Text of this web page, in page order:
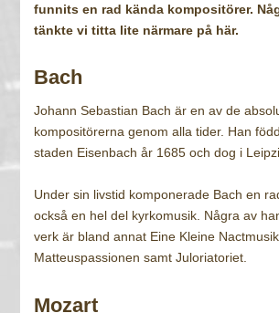
funnits en rad kända kompositörer.
tänkte vi titta lite närmare på här.
Bach
Johann Sebastian Bach är en av de
kompositörerna genom alla tider. Han
staden Eisenbach år 1685 och dog i
Under sin livstid komponerade Bach en
också en hel del kyrkomusik. Några av
verk är bland annat Eine Kleine Nactmusik,
Matteuspassionen samt Juloriatoriet.
Mozart